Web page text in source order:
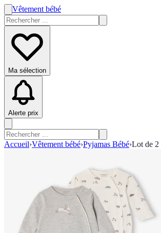
Vêtement bébé
Ma sélection
Alerte prix
Accueil›Vêtement bébé›Pyjamas Bébé›Lot de 2